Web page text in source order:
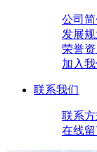
公司
发展规
荣誉
加入
联系我们
联系
在线